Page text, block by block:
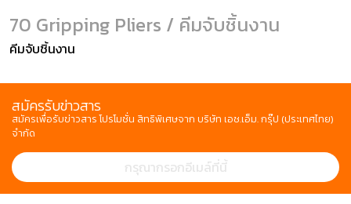
70 Gripping Pliers / คีมจับชิ้นงาน
คีมจับชิ้นงาน
สมัครรับข่าวสาร
สมัครเพื่อรับข่าวสาร โปรโมชั่น สิทธิพิเศษจาก บริษัท เอช.เอ็ม. กรุ๊ป (ประเทศไทย)
จำกัด